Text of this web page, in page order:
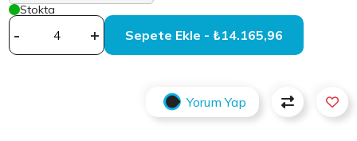
Stokta
- + Sepete Ekle - ₺14.165,96
Yorum Yap